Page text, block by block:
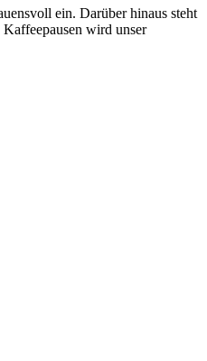
ein. Darüber hinaus steht
wird unser